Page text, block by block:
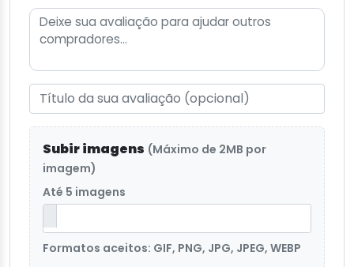
Subir imagens (Máximo de 2MB por
imagem)
Até 5 imagens
Formatos aceitos: GIF, PNG, JPG, JPEG, WEBP